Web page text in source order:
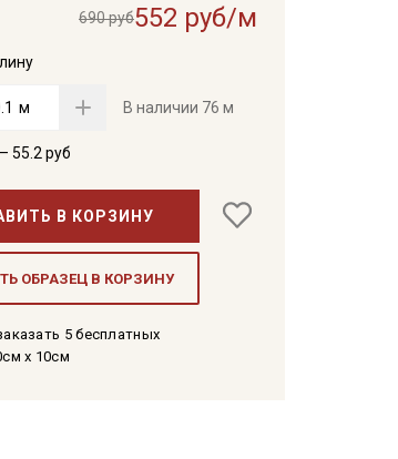
690 руб552 руб/м
м В наличии 76 м
55.2 руб
В КОРЗИНУ
ОБРАЗЕЦ В КОРЗИНУ
5 бесплатных
x 10см